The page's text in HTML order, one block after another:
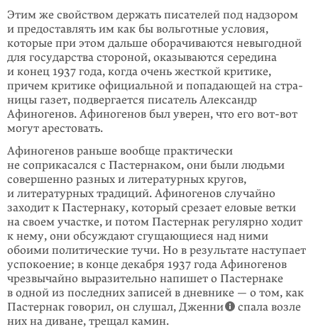
Этим же свойством держать писателей под надзором
и предоставлять им как бы вольготные условия,
которые при этом дальше оборачиваются невыгодной
для государства стороной, оказываются середина
и конец 1937 года, когда очень жесткой критике,
причем критике официальной и попадающей на стра­
ницы газет, подвергается писатель Александр
Афиногенов. Афиногенов был уверен, что его вот-вот
могут арестовать.
Афиногенов раньше вообще практически
не соприкасался с Пастернаком, они были людьми
совершенно разных и литературных кругов,
и литературных традиций. Афиногенов случайно
заходит к Пастернаку, который срезает еловые ветки
на своем участке, и потом Пастернак регулярно ходит
к нему, они обсуждают сгущающиеся над ними
обоими политические тучи. Но в резуль­тате наступает
успокоение; в конце декабря 1937 года Афиногенов
чрезвычайно выразительно напишет о Пастернаке
в одной из последних записей в днев­нике — о том, как
Пастернак говорил, он слушал, Дженни
спала возле
них на диване, трещал камин.